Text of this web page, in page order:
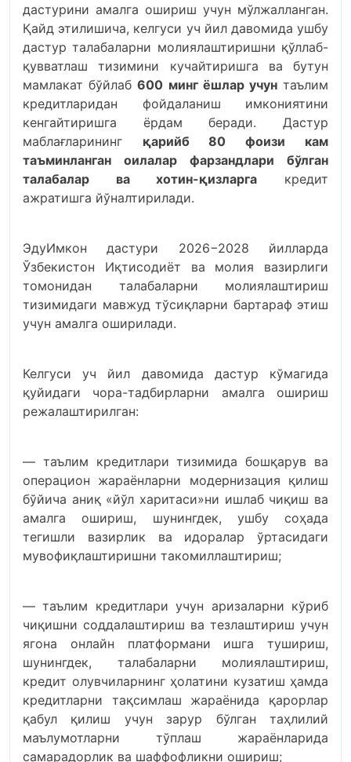
дастурини амалга ошириш учун мўлжалланган.
Қайд этилишича, келгуси уч йил давомида ушбу
дастур талабаларни молиялаштиришни қўллаб-
қувватлаш тизимини кучайтиришга ва бутун
мамлакат бўйлаб600 минг ёшлар учунтаълим
кредитларидан фойдаланиш имкониятини
кенгайтиришга ёрдам беради. Дастур
маблағларининг қарийб 80 фоизи
кам
таъминланган оилалар фарзандлари бўлган
талабалар ва хотин-қизларга кредит
ажратишга йўналтирилади.
ЭдуИмкон дастури 2026−2028 йилларда
Ўзбекистон Иқтисодиёт ва молия вазирлиги
томонидан талабаларни молиялаштириш
тизимидаги мавжуд тўсиқларни бартараф этиш
учун амалга оширилади.
Келгуси уч йил давомида дастур кўмагида
қуйидаги чора-тадбирларни амалга ошириш
режалаштирилган:
— таълим кредитлари тизимида бошқарув ва
операцион жараёнларни модернизация қилиш
бўйича аниқ «йўл харитаси»ни ишлаб чиқиш ва
амалга ошириш, шунингдек, ушбу соҳада
тегишли вазирлик ва идоралар ўртасидаги
мувофиқлаштиришни такомиллаштириш;
— таълим кредитлари учун аризаларни кўриб
чиқишни соддалаштириш ва тезлаштириш учун
ягона онлайн платформани ишга тушириш,
шунингдек, талабаларни молиялаштириш,
кредит олувчиларнинг ҳолатини кузатиш ҳамда
кредитларни тақсимлаш жараёнида қарорлар
қабул қилиш учун зарур бўлган таҳлилий
маълумотларни тўплаш жараёнларида
самарадорлик ва шаффофликни ошириш;